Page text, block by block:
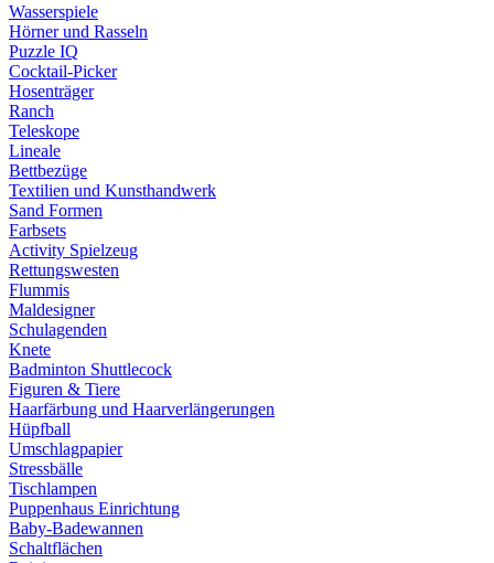
Wasserspiele
Hörner und Rasseln
Puzzle IQ
Cocktail-Picker
Hosenträger
Ranch
Teleskope
Lineale
Bettbezüge
Textilien und Kunsthandwerk
Sand Formen
Farbsets
Activity Spielzeug
Rettungswesten
Flummis
Maldesigner
Schulagenden
Knete
Badminton Shuttlecock
Figuren & Tiere
Haarfärbung und Haarverlängerungen
Hüpfball
Umschlagpapier
Stressbälle
Tischlampen
Puppenhaus Einrichtung
Baby-Badewannen
Schaltflächen